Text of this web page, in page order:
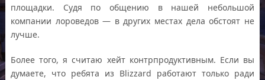
площадки. Судя по общению в нашей небольшой
компании лороведов — в других местах дела обстоят не
лучше.
Более того, я считаю хейт контрпродуктивным. Если вы
думаете, что ребята из Blizzard работают только ради